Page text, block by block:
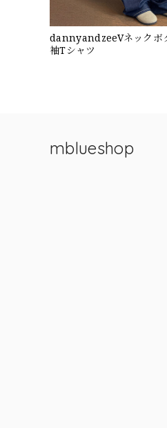
dannyandzeeVネックボ
袖Tシャツ
mblueshop